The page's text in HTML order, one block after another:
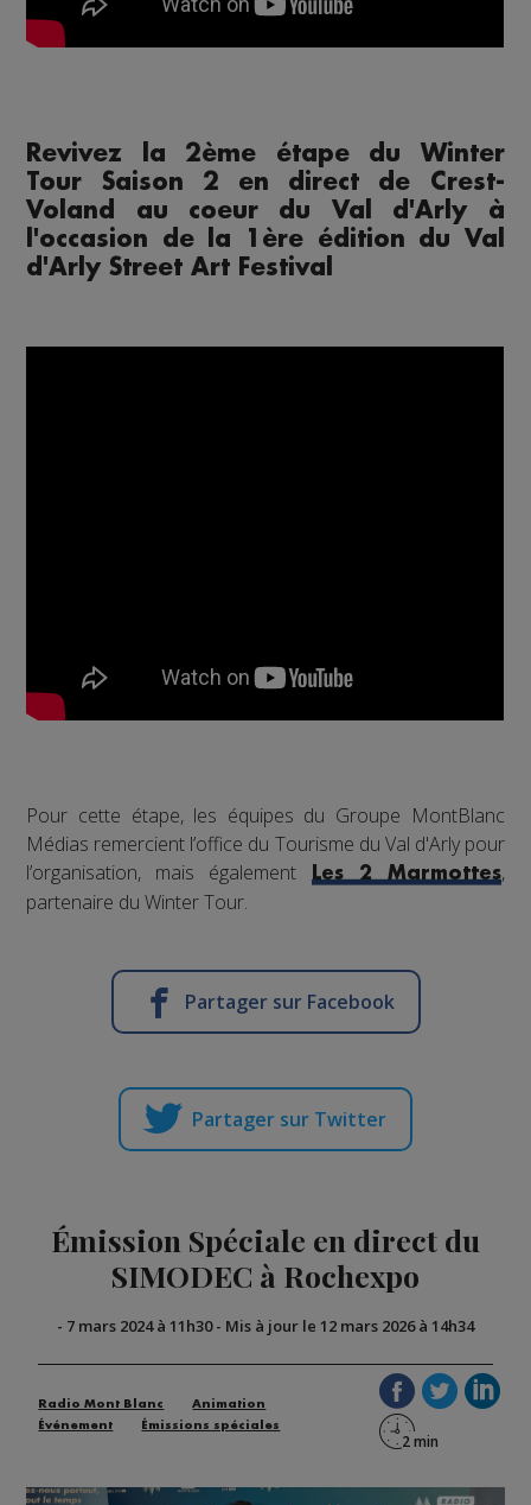
Revivez la 2ème étape du Winter
Tour Saison 2 en direct de Crest-
Voland au coeur du Val d'Arly à
l'occasion de la 1ère édition du Val
d'Arly Street Art Festival
Pour cette étape, les équipes du Groupe MontBlanc
Médias remercient l’office du Tourisme du Val d'Arly pour
l’organisation, mais également
Les 2 Marmottes,
partenaire du Winter Tour.
Partager sur Facebook
Partager sur Twitter
Émission Spéciale en direct du
SIMODEC à Rochexpo
- 7 mars 2024 à 11h30- Mis à jour le 12 mars 2026 à 14h34
Radio Mont Blanc
Animation
Événement
Émissions spéciales